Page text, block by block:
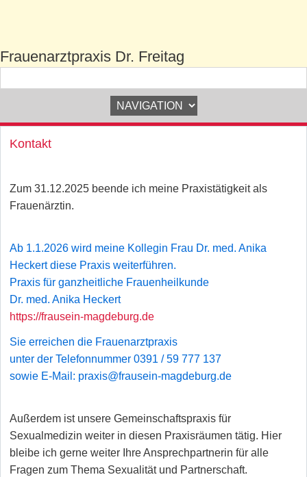
Frauenarztpraxis Dr. Freitag
Zielseite
Kontakt
Zum 31.12.2025 beende ich meine Praxistätigkeit als
Frauenärztin.
Ab 1.1.2026 wird meine Kollegin Frau Dr. med. Anika
Heckert diese Praxis weiterführen.
Praxis für ganzheitliche Frauenheilkunde
Dr. med. Anika Heckert
https://frausein-magdeburg.de
Sie erreichen die Frauenarztpraxis
unter der Telefonnummer 0391 / 59 777 137
sowie E-Mail: praxis@frausein-magdeburg.de
Außerdem ist unsere Gemeinschaftspraxis für
Sexualmedizin weiter in diesen Praxisräumen tätig. Hier
bleibe ich gerne weiter Ihre Ansprech­partnerin für alle
Fragen zum Thema Sexualität und Partnerschaft.